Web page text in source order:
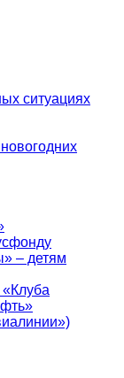
ситуациях
– детям